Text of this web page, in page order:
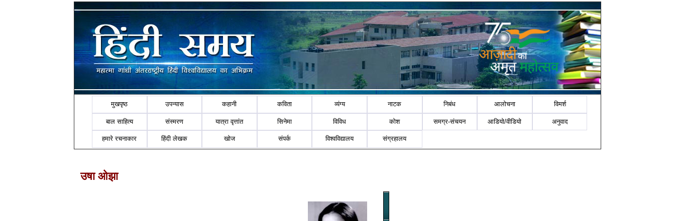
मुखपृष्ठ उपन्यास कहानी कविता व्यंग्य नाटक निबंध आलोचना विमर्श
बाल साहित्य संस्मरण यात्रा वृत्तांत सिनेमा विविध कोश समग्र-संचयन आडियो/वीडियो अनुवाद
हमारे रचनाकार हिंदी लेखक खोज संपर्क विश्वविद्यालय संग्रहालय
उषा ओझा